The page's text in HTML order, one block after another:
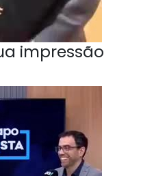
impressão